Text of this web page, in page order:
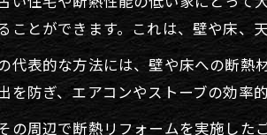
ことができます。これは、壁や床、
代表的な方法には、壁や床への断
を防ぎ、エアコンやストーブの効率
の周辺で断熱リフォームを実施し